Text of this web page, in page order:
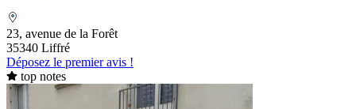
23, avenue de la Forêt
35340 Liffré
Déposez le premier avis !
top notes